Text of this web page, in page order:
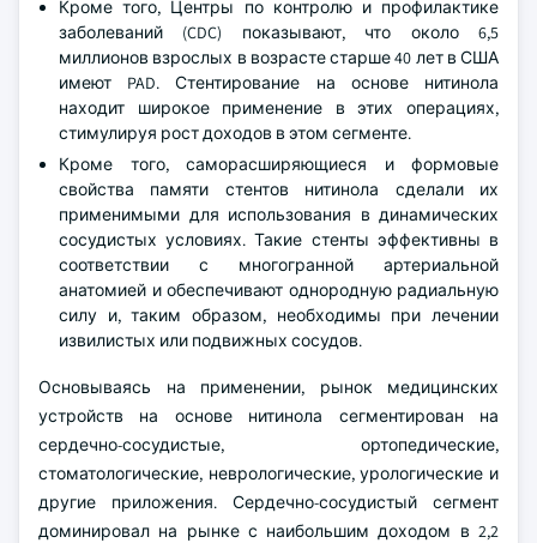
Кроме того, Центры по контролю и профилактике
заболеваний (CDC) показывают, что около 6,5
миллионов взрослых в возрасте старше 40 лет в США
имеют PAD. Стентирование на основе нитинола
находит широкое применение в этих операциях,
стимулируя рост доходов в этом сегменте.
Кроме того, саморасширяющиеся и формовые
свойства памяти стентов нитинола сделали их
применимыми для использования в динамических
сосудистых условиях. Такие стенты эффективны в
соответствии с многогранной артериальной
анатомией и обеспечивают однородную радиальную
силу и, таким образом, необходимы при лечении
извилистых или подвижных сосудов.
Основываясь на применении, рынок медицинских
устройств на основе нитинола сегментирован на
сердечно-сосудистые, ортопедические,
стоматологические, неврологические, урологические и
другие приложения. Сердечно-сосудистый сегмент
доминировал на рынке с наибольшим доходом в 2,2